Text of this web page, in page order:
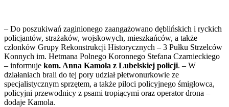
– Do poszukiwań zaginionego zaangażowano dęblińskich i ryckich
policjantów, strażaków, wojskowych, mieszkańców, a także
członków Grupy Rekonstrukcji Historycznych – 3 Pułku Strzelców
Konnych im. Hetmana Polnego Koronnego Stefana Czarnieckiego
– informuje kom. Anna Kamola z Lubelskiej policji. – W
działaniach brali do tej pory udział płetwonurkowie ze
specjalistycznym sprzętem, a także piloci policyjnego śmigłowca,
policyjni przewodnicy z psami tropiącymi oraz operator drona –
dodaje Kamola.